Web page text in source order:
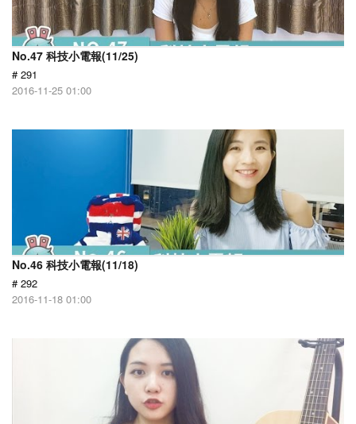
No.47 科技小電報(11/25)
# 291
2016-11-25 01:00
No.46 科技小電報(11/18)
# 292
2016-11-18 01:00